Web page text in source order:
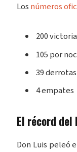
Los números
200
105 por
39 derrotas
4 empates
El récord del
Don Luis peleó